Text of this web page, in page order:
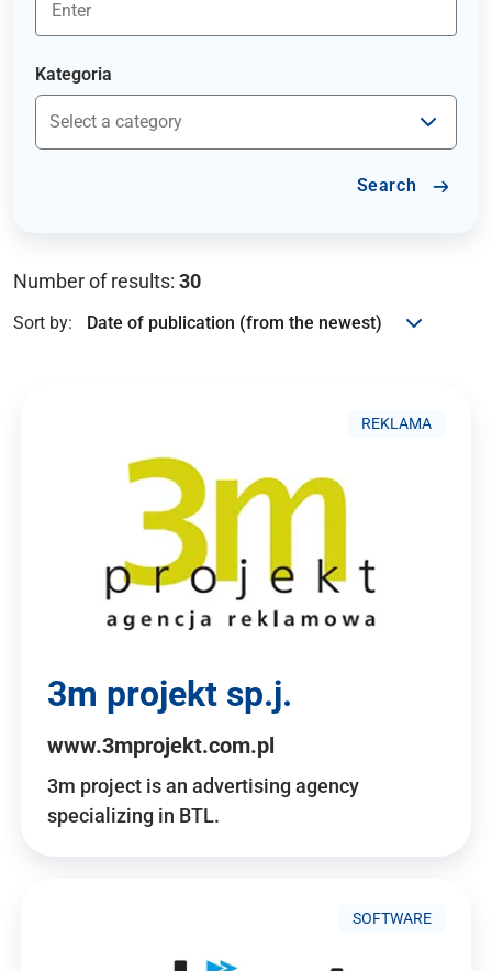
Kategoria
Search
Number of results: 30
Sort by:
REKLAMA
3m projekt sp.j.
www.3mprojekt.com.pl
3m project is an advertising agency
specializing in BTL.
SOFTWARE